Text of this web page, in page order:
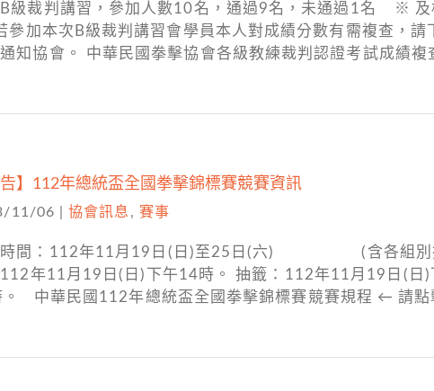
級裁判講習，參加人數10名，通過9名，未通過1名 ※ 及
參加本次B級裁判講習會學員本人對成績分數有需複查，
通知協會。 中華民國拳擊協會各級教練裁判認證考試成績
告】112年總統盃全國拳擊錦標賽競賽資訊
11/06 協會訊息 , 賽事
時間：112年11月19日(日)至25日(六) (含各組別技術
年11月19日(日)下午14時。 抽籤：112年11月19日(日
。 中華民國112年總統盃全國拳擊錦標賽競賽規程 ← 請